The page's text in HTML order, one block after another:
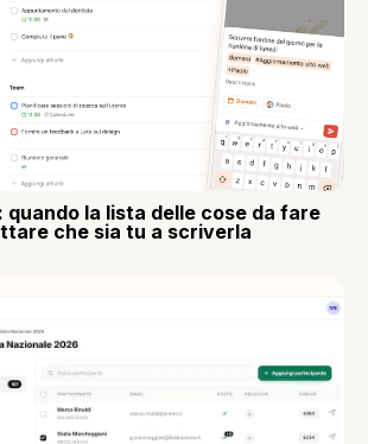
quando la lista delle cose da fare
che sia tu a scriverla